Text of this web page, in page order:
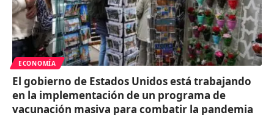
ECONOMÍA
El gobierno de Estados Unidos está trabajando
en la implementación de un programa de
vacunación masiva para combatir la pandemia